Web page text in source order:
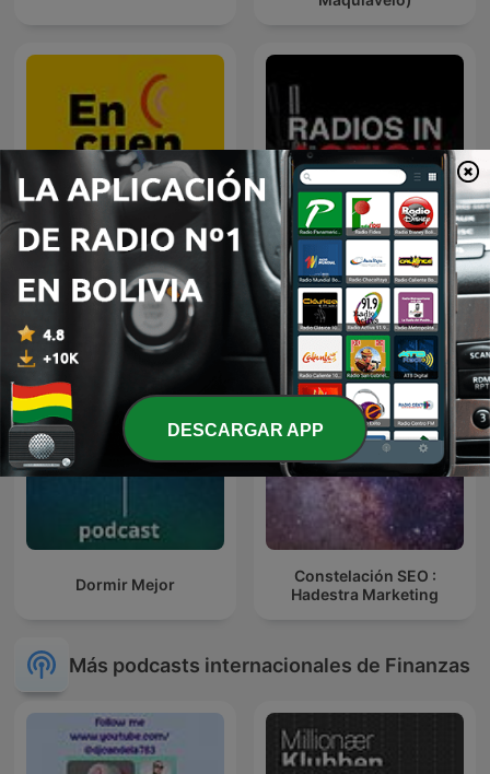
Encuentro Radios in Action
Dormir Mejor
Constelación SEO :
Hadestra Marketing
Más podcasts internacionales de Finanzas
DESCARGAR APP